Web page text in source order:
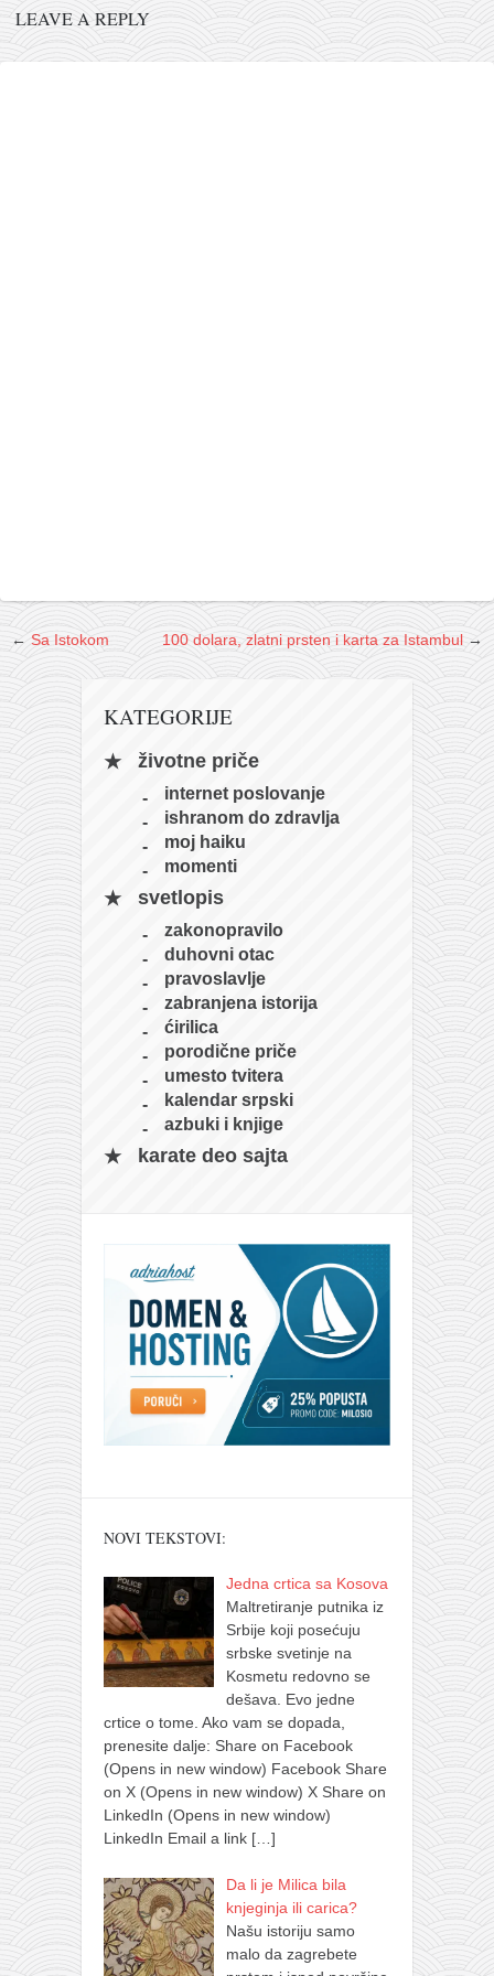
pravoslavlje
zabranjena istorija
temashiwari
kobudo
tonfa
timbei rochin
tsunami dojo
snimci nastupa
galerija kluba
kontakt
besplatna e-knjiga
termini treninga
moja priča
fotke
LEAVE A REPLY
← Sa Istokom 100 dolara, zlatni prsten i karta za Istambul →
KATEGORIJE
životne priče
internet poslovanje
ishranom do zdravlja
moj haiku
momenti
svetlopis
zakonopravilo
duhovni otac
pravoslavlje
zabranjena istorija
ćirilica
porodične priče
umesto tvitera
kalendar srpski
azbuki i knjige
karate deo sajta
NOVI TEKSTOVI:
Jedna crtica sa Kosova
Maltretiranje putnika iz
Srbije koji posećuju
srbske svetinje na
Kosmetu redovno se
dešava. Evo jedne
crtice o tome. Ako vam se dopada,
prenesite dalje: Share on Facebook
(Opens in new window) Facebook Share
on X (Opens in new window) X Share on
LinkedIn (Opens in new window)
LinkedIn Email a link […]
Da li je Milica bila
knjeginja ili carica?
Našu istoriju samo
malo da zagrebete